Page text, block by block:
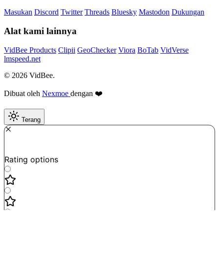
Masukan Discord Twitter Threads Bluesky Mastodon Dukungan
Alat kami lainnya
VidBee Products Clipii GeoChecker Viora BoTab VidVerse
lmspeed.net
© 2026 VidBee.
Dibuat oleh Nexmoe dengan ❤️
Terang
Rating options